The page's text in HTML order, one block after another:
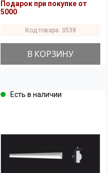
Подарок при покупке от
5000
Код товара: 3538
В КОРЗИНУ
Есть в наличии